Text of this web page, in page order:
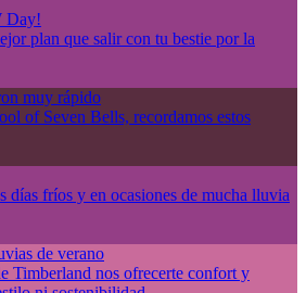
Day!
plan que salir con tu bestie por la
muy rápido
of Seven Bells, recordamos estos
días fríos y en ocasiones de mucha lluvia
de verano
Timberland nos ofrecerte confort y